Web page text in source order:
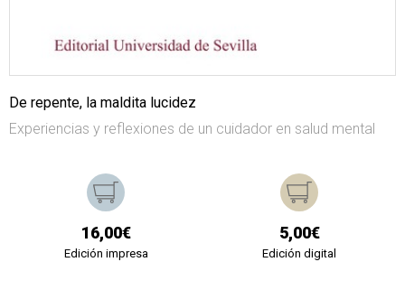
De repente, la maldita lucidez
Experiencias y reflexiones de un cuidador en salud mental
16,00€
Edición impresa
5,00€
Edición digital